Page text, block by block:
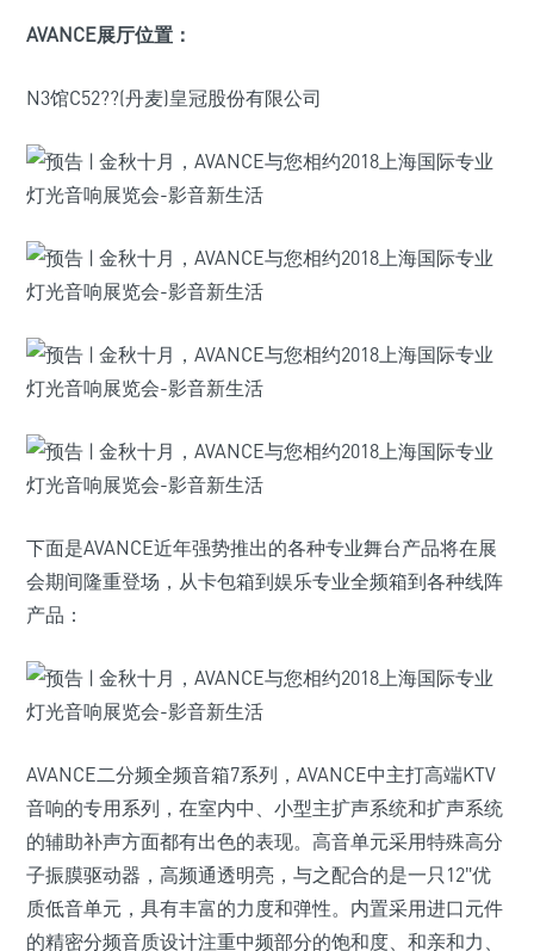
AVANCE展厅位置：
N3馆C52??(丹麦)皇冠股份有限公司
下面是AVANCE近年强势推出的各种专业舞台产品将在展
会期间隆重登场，从卡包箱到娱乐专业全频箱到各种线阵
产品：
AVANCE二分频全频音箱7系列，AVANCE中主打高端KTV
音响的专用系列，在室内中、小型主扩声系统和扩声系统
的辅助补声方面都有出色的表现。高音单元采用特殊高分
子振膜驱动器，高频通透明亮，与之配合的是一只12″优
质低音单元，具有丰富的力度和弹性。内置采用进口元件
的精密分频音质设计注重中频部分的饱和度、和亲和力、